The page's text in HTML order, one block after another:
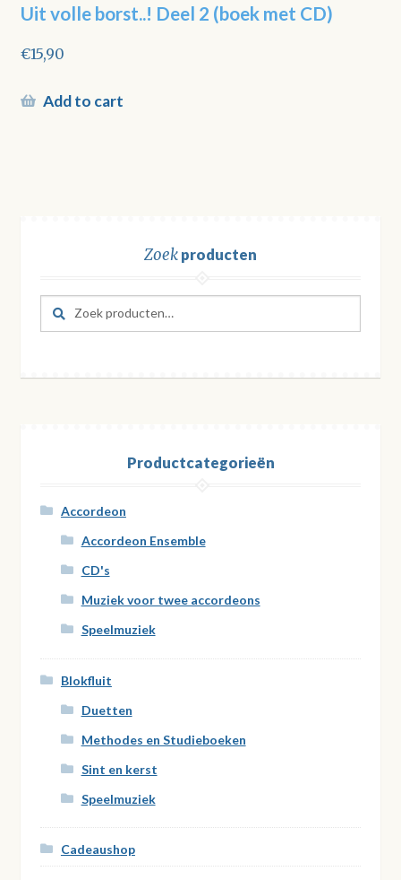
Uit volle borst..! Deel 2 (boek met CD)
€15,90
Add to cart
Zoekproducten
Zoeken
naar:
Zoeken
Productcategorieën
Accordeon
Accordeon Ensemble
CD's
Muziek voor twee accordeons
Speelmuziek
Blokfluit
Duetten
Methodes en Studieboeken
Sint en kerst
Speelmuziek
Cadeaushop